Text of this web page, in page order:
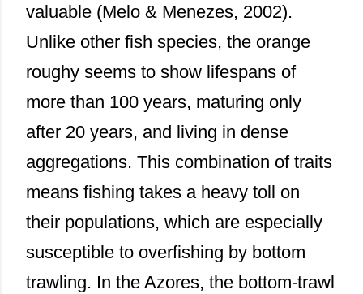
valuable (Melo & Menezes, 2002).
Unlike other fish species, the orange
roughy seems to show lifespans of
more than 100 years, maturing only
after 20 years, and living in dense
aggregations. This combination of traits
means fishing takes a heavy toll on
their populations, which are especially
susceptible to overfishing by bottom
trawling. In the Azores, the bottom-trawl